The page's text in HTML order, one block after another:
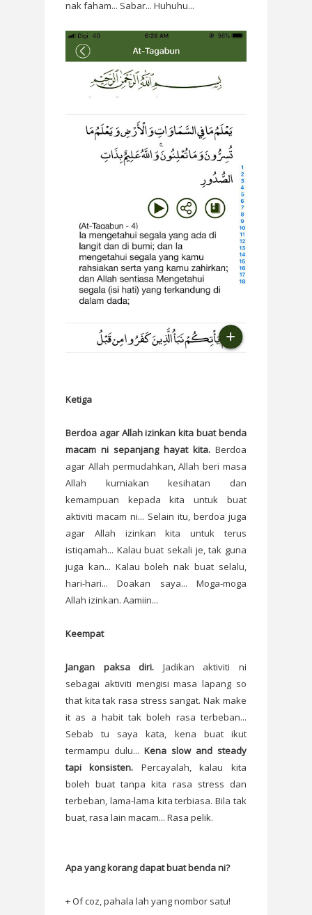
nak faham... Sabar... Huhuhu...
Ketiga
Berdoa agar Allah izinkan kita buat benda
macam ni sepanjang hayat kita.Berdoa
agar Allah permudahkan, Allah beri masa
Allah kurniakan kesihatan dan
kemampuan kepada kita untuk buat
aktiviti macam ni... Selain itu, berdoa juga
agar Allah izinkan kita untuk terus
istiqamah... Kalau buat sekali je, tak guna
juga kan... Kalau boleh nak buat selalu,
hari-hari... Doakan saya... Moga-moga
Allah izinkan. Aamiin...
Keempat
Jangan paksa diri. Jadikan aktiviti ni
sebagai aktiviti mengisi masa lapang so
that kita tak rasa stress sangat. Nak make
it as a habit tak boleh rasa terbeban...
Sebab tu saya kata, kena buat ikut
termampu dulu... Kena slow and steady
tapi konsisten. Percayalah, kalau kita
boleh buat tanpa kita rasa stress dan
terbeban, lama-lama kita terbiasa. Bila tak
buat, rasa lain macam... Rasa pelik.
Apa yang korang dapat buat benda ni?
+ Of coz, pahala lah yang nombor satu!